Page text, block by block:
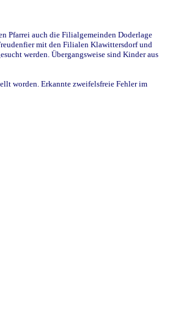
Pfarrei auch die Filialgemeinden Doderlage
mit den Filialen Klawittersdorf und
werden. Übergangsweise sind Kinder aus
worden. Erkannte zweifelsfreie Fehler im